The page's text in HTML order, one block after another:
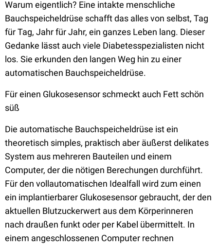
Warum eigentlich? Eine intakte menschliche
Bauchspeicheldrüse schafft das alles von selbst, Tag
für Tag, Jahr für Jahr, ein ganzes Leben lang. Dieser
Gedanke lässt auch viele Diabetesspezialisten nicht
los. Sie erkunden den langen Weg hin zu einer
automatischen Bauchspeicheldrüse.
Für einen Glukosesensor schmeckt auch Fett schön
süß
Die automatische Bauchspeicheldrüse ist ein
theoretisch simples, praktisch aber äußerst delikates
System aus mehreren Bauteilen und einem
Computer, der die nötigen Berechungen durchführt.
Für den vollautomatischen Idealfall wird zum einen
ein implantierbarer Glukosesensor gebraucht, der den
aktuellen Blutzuckerwert aus dem Körperinneren
nach draußen funkt oder per Kabel übermittelt. In
einem angeschlossenen Computer rechnen